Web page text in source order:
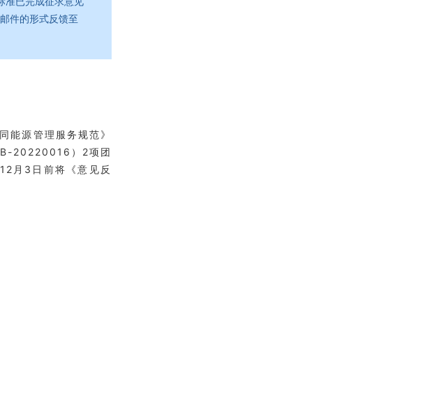
件的形式反馈至
能源管理服务规范》
20220016）2项团
月3日前将《意见反